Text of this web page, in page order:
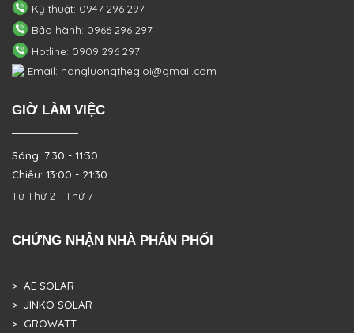
Kỹ thuật: 0947 296 297
Bảo hành: 0966 296 297
Hotline: 0909 296 297
Email: nangluongthegioi@gmail.com
GIỜ LÀM VIỆC
Sáng: 7:30 - 11:30
Chiều: 13:00 - 21:30
Từ Thứ 2 - Thứ 7
CHỨNG NHẬN NHÀ PHÂN PHỐI
> AE SOLAR
> JINKO SOLAR
> GROWATT